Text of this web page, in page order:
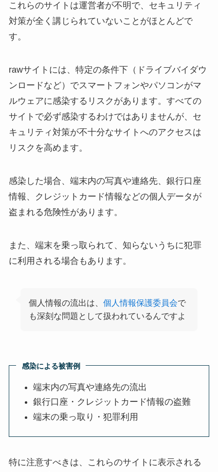
これらのサイトは運営者が不明で、セキュリティ
対策が全く講じられていないことがほとんどで
す。
rawサイトには、特定の条件下（ドライブバイダウ
ンロードなど）でスマートフォンやパソコンがマ
ルウェアに感染するリスクがあります。すべての
サイトで必ず感染するわけではありませんが、セ
キュリティ対策が不十分なサイトへのアクセスは
リスクを高めます。
感染した場合、端末内の写真や連絡先、銀行口座
情報、クレジットカード情報などの個人データが
盗まれる危険性があります。
また、端末を乗っ取られて、知らないうちに犯罪
に利用される場合もあります。
個人情報の流出は、 個人情報保護委員会で
も深刻な問題として扱われているんですよ
感染による被害例
端末内の写真や連絡先の流出
銀行口座・クレジットカード情報の盗難
端末の乗っ取り・犯罪利用
特に注意すべきは、これらのサイトに表示される